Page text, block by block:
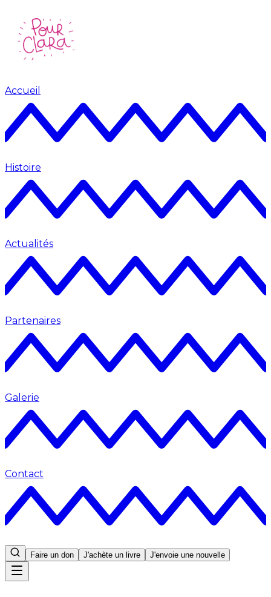
Accueil
Histoire
Actualités
Partenaires
Galerie
Contact
Faire un don J'achète un livre J'envoie une nouvelle